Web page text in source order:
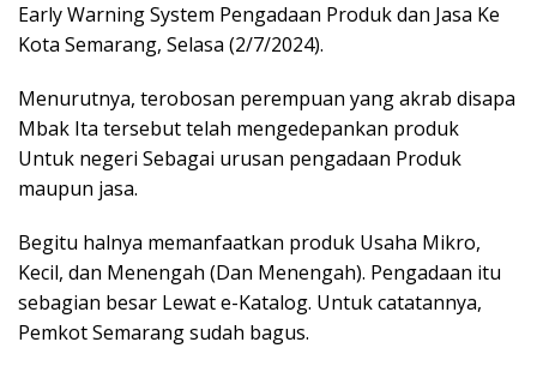
Early Warning System Pengadaan Produk dan Jasa Ke
Kota Semarang, Selasa (2/7/2024).
Menurutnya, terobosan perempuan yang akrab disapa
Mbak Ita tersebut telah mengedepankan produk
Untuk negeri Sebagai urusan pengadaan Produk
maupun jasa.
Begitu halnya memanfaatkan produk Usaha Mikro,
Kecil, dan Menengah (Dan Menengah). Pengadaan itu
sebagian besar Lewat e-Katalog. Untuk catatannya,
Pemkot Semarang sudah bagus.